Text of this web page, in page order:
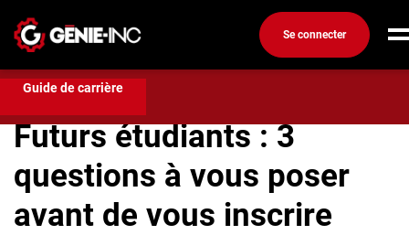
Se connecter
Connexion
Créez un compte
Emplois
Compagnies
Guide de carrière
Compétences et formation
Futurs étudiants : 3
questions à vous poser avant de vous inscrire dans un programme
de génie
Futurs étudiants : 3
questions à vous poser
avant de vous inscrire